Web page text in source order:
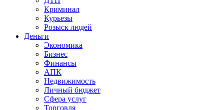
Криминал
Курьезы
Розыск людей
Деньги
Экономика
Бизнес
Финансы
АПК
Недвижимость
Личный бюджет
Сфера услуг
Торговля